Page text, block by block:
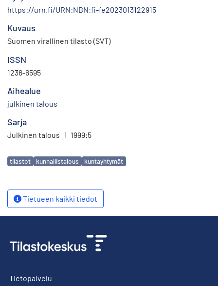
https://urn.fi/URN:NBN:fi-fe2023013122915
Kuvaus
Suomen virallinen tilasto (SVT)
ISSN
1236-6595
Aihealue
julkinen talous
Sarja
Julkinen talous | 1999:5
Avainsanat
tilastot kunnallistalous kuntayhtymät
Tietueen kaikki tiedot
Tietopalvelu